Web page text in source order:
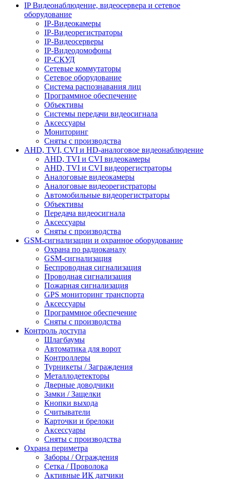
IP Видеонаблюдение, видеосервера и сетевое
оборудование
IP-Видеокамеры
IP-Видеорегистраторы
IP-Видеосерверы
IP-Видеодомофоны
IP-СКУД
Сетевые коммутаторы
Сетевое оборудование
Система распознавания лиц
Программное обеспечение
Объективы
Системы передачи видеосигнала
Аксессуары
Мониторинг
Сняты с производства
AHD, TVI, CVI и HD-аналоговое видеонаблюдение
AHD, TVI и CVI видеокамеры
AHD, TVI и CVI видеорегистраторы
Аналоговые видеокамеры
Аналоговые видеорегистраторы
Автомобильные видеорегистраторы
Объективы
Передача видеосигнала
Аксессуары
Сняты с производства
GSM-сигнализации и охранное оборудование
Охрана по радиоканалу
GSM-сигнализация
Беспроводная сигнализация
Проводная сигнализация
Пожарная сигнализация
GPS мониторинг транспорта
Аксессуары
Программное обеспечение
Сняты с производства
Контроль доступа
Шлагбаумы
Автоматика для ворот
Контроллеры
Турникеты / Заграждения
Металлодетекторы
Дверные доводчики
Замки / Защелки
Кнопки выхода
Считыватели
Карточки и брелоки
Аксессуары
Сняты с производства
Охрана периметра
Заборы / Ограждения
Сетка / Проволока
Активные ИК датчики